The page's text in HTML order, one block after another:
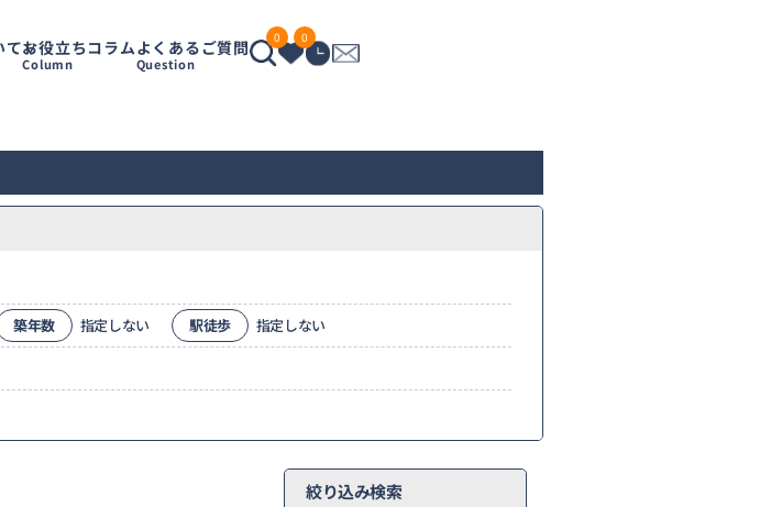
てお役立ちコラム
Column
よくあるご質問
Question
0 0
築年数 指定しない 駅徒歩 指定しない
絞り込み検索